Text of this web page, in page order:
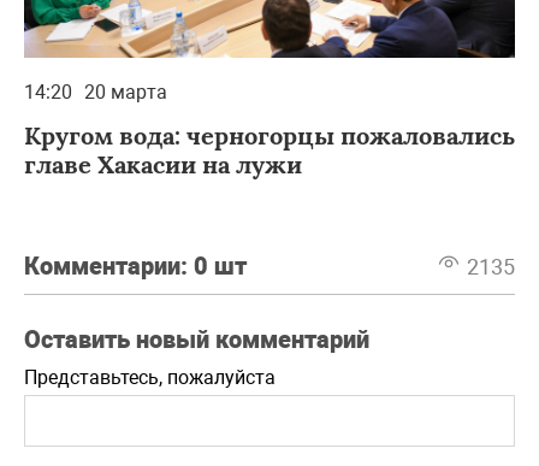
14:20 20 марта
Кругом вода: черногорцы пожаловались
главе Хакасии на лужи
Комментарии: 0 шт 2135
Оставить новый комментарий
Представьтесь, пожалуйста